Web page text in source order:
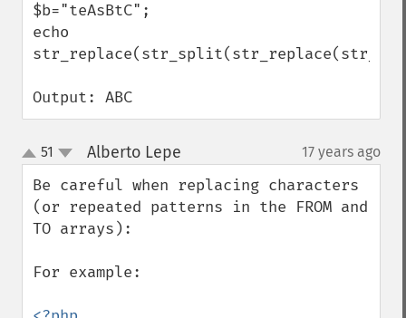
$b="teAsBtC";
echo
Output: ABC
up
down
51 Alberto Lepe 17 years ago
Be careful when replacing characters
(or repeated patterns in the FROM and
TO arrays):
For example: